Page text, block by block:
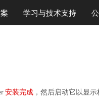
学习与技术支持
安装完成 ，然后启动它以显示